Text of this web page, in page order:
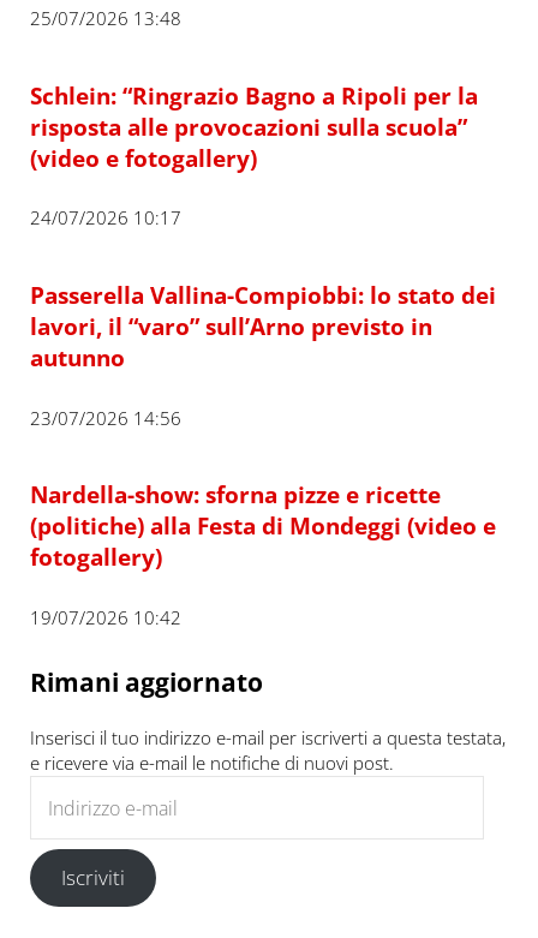
25/07/2026 13:48
Schlein: “Ringrazio Bagno a Ripoli per la
risposta alle provocazioni sulla scuola”
(video e fotogallery)
24/07/2026 10:17
Passerella Vallina-Compiobbi: lo stato dei
lavori, il “varo” sull’Arno previsto in
autunno
23/07/2026 14:56
Nardella-show: sforna pizze e ricette
(politiche) alla Festa di Mondeggi (video e
fotogallery)
19/07/2026 10:42
Rimani aggiornato
Inserisci il tuo indirizzo e-mail per iscriverti a questa testata,
e ricevere via e-mail le notifiche di nuovi post.
Iscriviti